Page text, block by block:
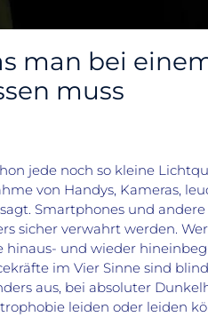
man bei
muss
jede noch so kleine
von Handys, Kameras,
Smartphones und
sicher verwahrt werden.
hinaus- und wieder
im Vier Sinne sind
aus, bei absoluter
leiden oder leiden